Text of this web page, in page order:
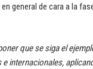
general de cara a la
que se siga el
e internacionales,